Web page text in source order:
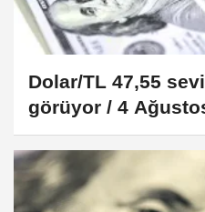
Dolar/TL 47,55
görüyor / 4